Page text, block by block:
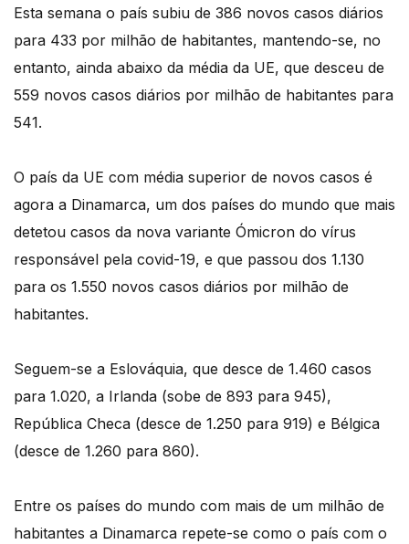
Esta semana o país subiu de 386 novos casos diários
para 433 por milhão de habitantes, mantendo-se, no
entanto, ainda abaixo da média da UE, que desceu de
559 novos casos diários por milhão de habitantes para
541.
O país da UE com média superior de novos casos é
agora a Dinamarca, um dos países do mundo que mais
detetou casos da nova variante Ómicron do vírus
responsável pela covid-19, e que passou dos 1.130
para os 1.550 novos casos diários por milhão de
habitantes.
Seguem-se a Eslováquia, que desce de 1.460 casos
para 1.020, a Irlanda (sobe de 893 para 945),
República Checa (desce de 1.250 para 919) e Bélgica
(desce de 1.260 para 860).
Entre os países do mundo com mais de um milhão de
habitantes a Dinamarca repete-se como o país com o